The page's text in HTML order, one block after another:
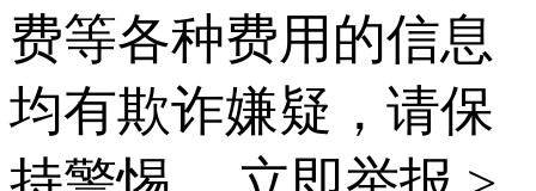
费等各种费用的信息
均有欺诈嫌疑，请保